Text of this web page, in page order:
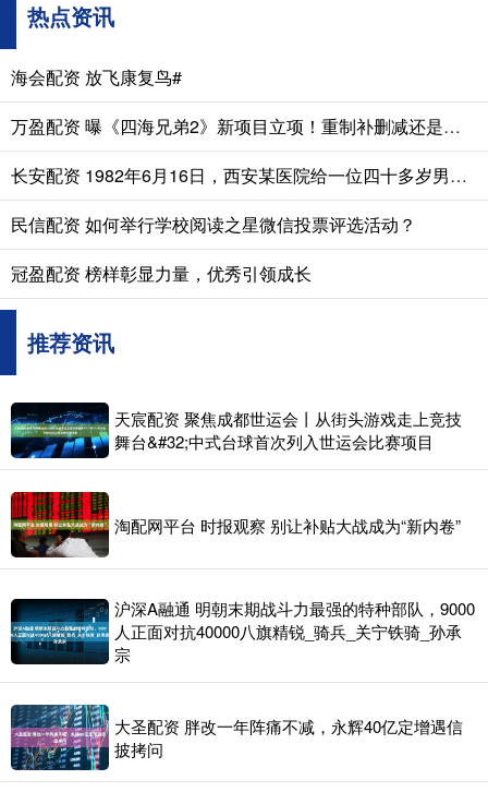
热点资讯
海会配资 放飞康复鸟#
万盈配资 曝《四海兄弟2》新项目立项！重制补删减还是新作续传奇？
长安配资 1982年6月16日，西安某医院给一位四十多岁男人做遗体解剖。医生发
民信配资 如何举行学校阅读之星微信投票评选活动？
冠盈配资 榜样彰显力量，优秀引领成长
推荐资讯
天宸配资 聚焦成都世运会丨从街头游戏走上竞技
舞台&#32;中式台球首次列入世运会比赛项目
淘配网平台 时报观察 别让补贴大战成为“新内卷”
沪深A融通 明朝末期战斗力最强的特种部队，9000
人正面对抗40000八旗精锐_骑兵_关宁铁骑_孙承
宗
大圣配资 胖改一年阵痛不减，永辉40亿定增遇信
披拷问